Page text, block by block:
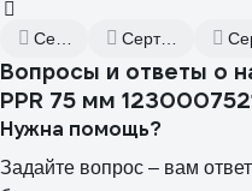
Сертификаты соответствия
Вопросы и ответы о
PPR 75 мм
Нужна помощь?
Задайте вопрос – вам